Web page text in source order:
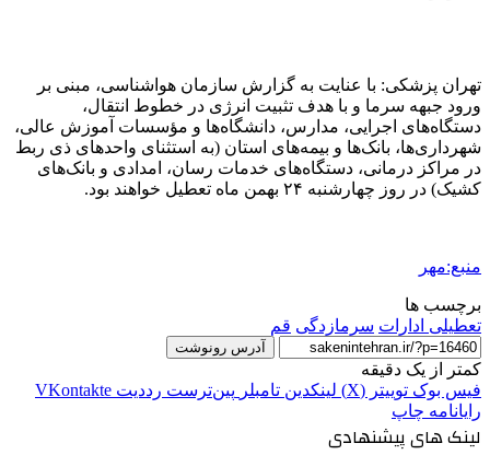
تهران پزشکی: با عنایت به گزارش سازمان هواشناسی، مبنی بر
ورود جبهه سرما و با هدف تثبیت انرژی در خطوط انتقال،
دستگاه‌های اجرایی، مدارس، دانشگاه‌ها و مؤسسات آموزش عالی،
شهرداری‌ها، بانک‌ها و بیمه‌های استان (به استثنای واحدهای ذی ربط
در مراکز درمانی، دستگاه‌های خدمات رسان، امدادی و بانک‌های
کشیک) در روز چهارشنبه ۲۴ بهمن ماه تعطیل خواهند بود.
منبع:مهر
برچسب ها
تعطیلی ادارات سرمازدگی قم
آدرس رونوشت
کمتر از یک دقیقه
فیس بوک توییتر (X) لینکدین ‫تامبلر ‫پین‌ترست ‫رددیت ‫VKontakte
رایانامه چاپ
لینک های پیشنهادی